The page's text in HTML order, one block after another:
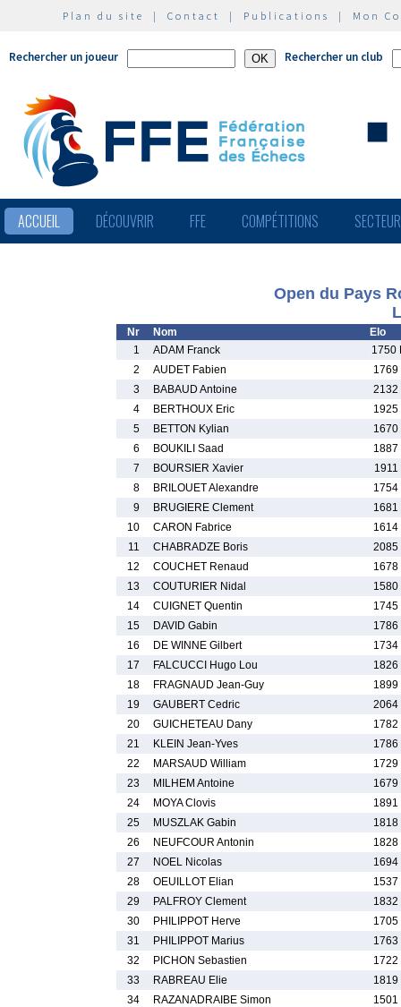
Plan du site | Contact | Publications | Mon
Rechercher un joueur Rechercher un club
ACCUEIL DÉCOUVRIR FFE COMPÉTITIONS
Open du Pays
Nr Nom
Elo
1
ADAM Franck
1750
2
AUDET Fabien
1769
3
BABAUD Antoine
2132
4
BERTHOUX Eric
1925
5
BETTON Kylian
1670
6
BOUKILI Saad
1887
7
BOURSIER Xavier
1911
8
BRILOUET Alexandre
1754
9
BRUGIERE Clement
1681
10
CARON Fabrice
1614
11
CHABRADZE Boris
2085
12
COUCHET Renaud
1678
13
COUTURIER Nidal
1580
14
CUIGNET Quentin
1745
15
DAVID Gabin
1786
16
DE WINNE Gilbert
1734
17
FALCUCCI Hugo Lou
1826
18
FRAGNAUD Jean-Guy
1899
19
GAUBERT Cedric
2064
20
GUICHETEAU Dany
1782
21
KLEIN Jean-Yves
1786
22
MARSAUD William
1729
23
MILHEM Antoine
1679
24
MOYA Clovis
1891
25
MUSZLAK Gabin
1818
26
NEUFCOUR Antonin
1828
27
NOEL Nicolas
1694
28
OEUILLOT Elian
1537
29
PALFROY Clement
1832
30
PHILIPPOT Herve
1705
31
PHILIPPOT Marius
1763
32
PICHON Sebastien
1722
33
RABREAU Elie
1819
34
RAZANADRAIBE Simon
1501